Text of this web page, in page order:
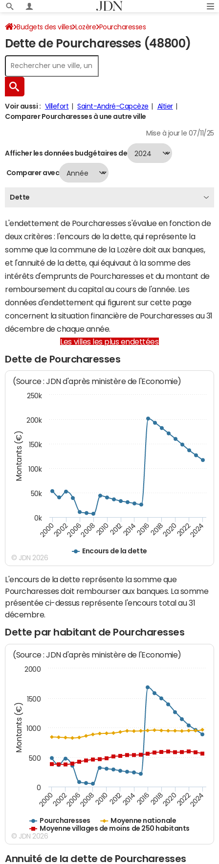
Budgets des villes Lozère Pourcharesses
Dette au 31/12/2024
Dette de Pourcharesses (48800)
Voir aussi : Villefort Saint-André-Capcèze
Altier
Comparer Pourcharesses à une autre ville
Mise à jour le 07/11/25
Afficher les données budgétaires de
Comparer avec
Dette
L'endettement de Pourcharesses s'évalue en fonction de
deux critères : l'encours de la dette, qui représente la
somme que la commune de la Lozère doit aux banques,
et l'annuité de la dette, qui équivaut à la somme des
intérêts d'emprunts de Pourcharesses et du montant de
remboursement du capital au cours de l'année. Les
données d'endettement qui figurent sur cette page
concernent la situation financière de Pourcharesses au 31
décembre de chaque année.
Les villes les plus endettées
Dette de Pourcharesses
Montants (€)
(Source : JDN d'après ministère de l'Economie)
Encours de la dette
200020022006200820102012201420162018202020222024
0k
50k
100k
150k
200k
250k
© JDN 2026
L'encours de la dette représente la somme que
Pourcharesses doit rembourser aux banques. La somme
présentée ci-dessus représente l'encours total au 31
décembre.
Dette par habitant de Pourcharesses
Montants (€)
(Source : JDN d'après ministère de l'Economie)
Pourcharesses
Moyenne nationale
Moyenne villages de moins de 250 habitants
200020022006200820102012201420162018202020222024
0
500
1000
1500
2000
© JDN 2026
Annuité de la dette de Pourcharesses